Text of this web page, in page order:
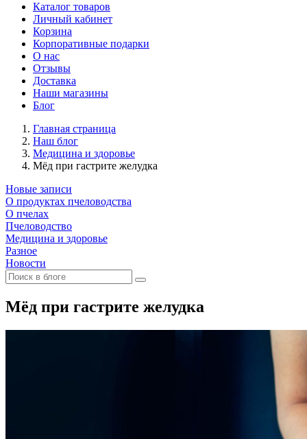
Каталог товаров
Личный кабинет
Корзина
Корпоративные подарки
О нас
Отзывы
Доставка
Наши магазины
Блог
Главная страница
Наш блог
Медицина и здоровье
Мёд при гастрите желудка
Новые записи
О продуктах пчеловодства
О пчелах
Пчеловодство
Медицина и здоровье
Разное
Новости
Мёд при гастрите желудка